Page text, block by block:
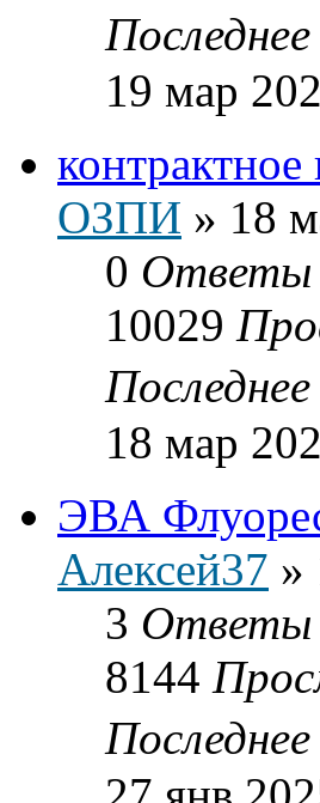
19 мар
ОЗПИ » 18
0 Ответы
10029
18 мар
ЭВА
Алексей37 »
3 Ответы
8144